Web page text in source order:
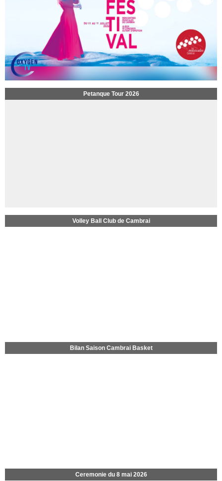
Petanque Tour 2026
Volley Ball Club de Cambrai
Bilan Saison Cambrai Basket
Ceremonie du 8 mai 2026